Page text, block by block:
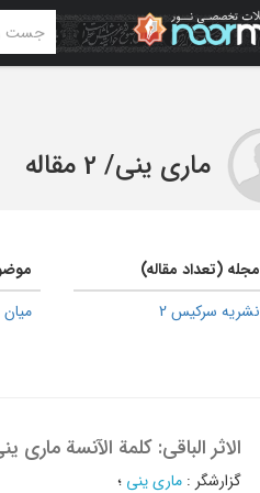
ماری ینی/ 2 مقاله
مجله (تعداد مقاله)
نشریه سرکیس 2
الاثر الباقی: کلمة الآنسة
گزارشگر : ماری ینی ؛